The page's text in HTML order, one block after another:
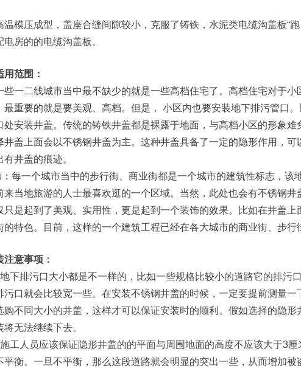
温模压成型，盖座合缝间隙较小，克服了铸铁，水泥类电缆沟盖板“
房的的电缆沟盖板。
用范围：
二线城市当中最不缺少的就是一些高档住宅了。高档住宅对于小
最重要的就是要美观、高档。但是， 小区内也要安装地下排污管口
处安装井盖。传统的铸铁井盖都是裸露于地面，与高档小区的形象难
井盖上面会以不锈钢井盖为主。这种井盖具备了一定的隐形作用，
井盖的痕迹。
一个城市当中的步行街、商业街都是一个城市的建筑性标志，该
来当地旅游的人士最喜欢逛的一个区域。当然，此处也会有不锈钢
只是起到了美观、实用性，更是起到一个装饰的效果。比如在井盖上
的特色。目前，这样的一个建筑工程已经在各大城市的商业街、步行
注意事项：
下排污口大小都是不一样的，比如一些规格比较小的道路它的排污
污口就会比较宽一些。在安装不锈钢井盖的时候，一定要提前测量一
购不同大小的井盖，这样才可以保证安装时的顺利。假如选择的隐
无法继续下去。
工人员应该保证隐形井盖的的平面与周围地面的高度不应该大于3
平衡。一旦不平衡，那么这段道路就会明显的突出一些，从而增加被